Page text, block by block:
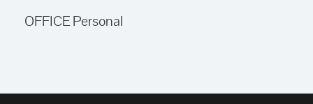
OFFICE Personal